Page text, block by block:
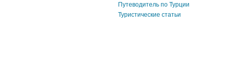
Путеводитель по Турции
Туристические статьи